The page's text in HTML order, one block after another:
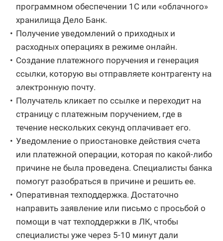
программном обеспечении 1С или «облачного»
хранилища Дело Банк.
Получение уведомлений о приходных и
расходных операциях в режиме онлайн.
Создание платежного поручения и генерация
ссылки, которую вы отправляете контрагенту на
электронную почту.
Получатель кликает по ссылке и переходит на
страницу с платежным поручением, где в
течение нескольких секунд оплачивает его.
Уведомление о приостановке действия счета
или платежной операции, которая по какой-либо
причине не была проведена. Специалисты банка
помогут разобраться в причине и решить ее.
Оперативная техподдержка. Достаточно
направить заявление или письмо с просьбой о
помощи в чат техподдержки в ЛК, чтобы
специалисты уже через 5-10 минут дали